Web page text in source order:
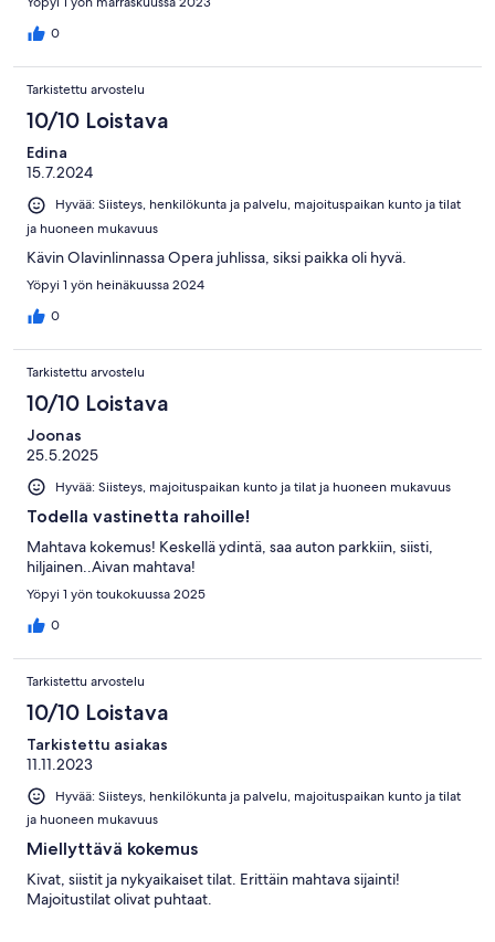
0
Tarkistettu arvostelu
10/10 Loistava
Edina
15.7.2024
Hyvää: Siisteys, henkilökunta ja palvelu, majoituspaikan kunto ja tilat
ja huoneen mukavuus
Kävin Olavinlinnassa Opera juhlissa, siksi paikka oli hyvä.
Yöpyi 1 yön heinäkuussa 2024
0
Tarkistettu arvostelu
10/10 Loistava
Joonas
25.5.2025
Hyvää: Siisteys, majoituspaikan kunto ja tilat ja huoneen mukavuus
Todella vastinetta rahoille!
Mahtava kokemus! Keskellä ydintä, saa auton parkkiin, siisti,
hiljainen..Aivan mahtava!
Yöpyi 1 yön toukokuussa 2025
0
Tarkistettu arvostelu
10/10 Loistava
Tarkistettu asiakas
11.11.2023
Hyvää: Siisteys, henkilökunta ja palvelu, majoituspaikan kunto ja tilat
ja huoneen mukavuus
Miellyttävä kokemus
Kivat, siistit ja nykyaikaiset tilat. Erittäin mahtava sijainti!
Majoitustilat olivat puhtaat.